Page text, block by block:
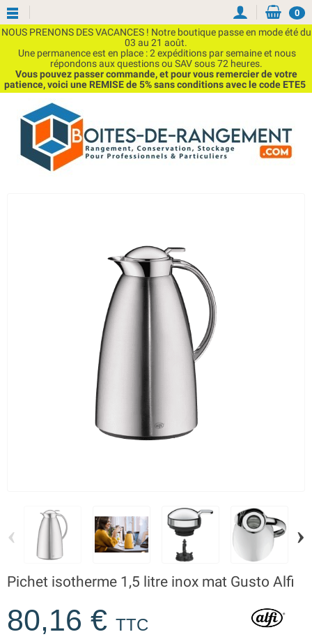
NOUS PRENONS DES VACANCES ! Notre boutique passe en mode été du
03 au 21 août.
Une permanence est en place : 2 expéditions par semaine et nous
répondons aux questions ou SAV sous 72 heures.
Vous pouvez passer commande, et pour vous remercier de votre
patience, voici une REMISE de 5% sans conditions avec le code ETE5
0
‹ ›
Pichet isotherme 1,5 litre inox mat Gusto Alfi
80,16 € TTC